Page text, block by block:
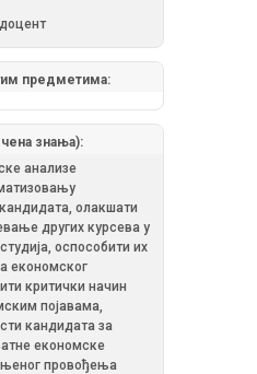
доцент
предметима:
знања):
анализе
олакшати
других курсева у
оспособити их
економског
критички начин
појавама,
кандидата за
економске
провођења